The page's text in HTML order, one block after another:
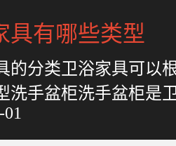
具有哪些类型
的分类卫浴家具可以
洗手盆柜洗手盆柜是
的主要功能是提供洗